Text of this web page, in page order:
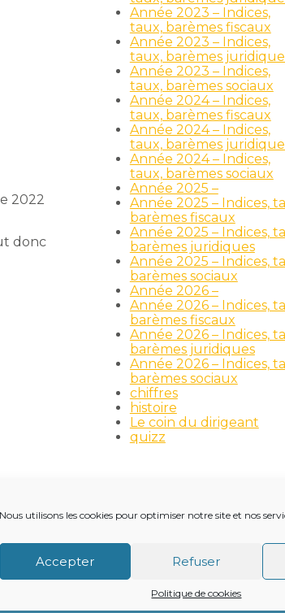
Nous utilisons les cookies pour optimiser notre site et nos
Accepter Refuser
Politique de cookies
2022
donc
Année 2023 – Indices,
taux, barèmes fiscaux
Année 2023 – Indices,
taux, barèmes
Année 2023 – Indices,
taux, barèmes sociaux
Année 2024 – Indices,
taux, barèmes fiscaux
Année 2024 – Indices,
taux, barèmes
Année 2024 – Indices,
taux, barèmes sociaux
Année 2025 –
Année 2025 – Indices,
barèmes fiscaux
Année 2025 – Indices,
barèmes juridiques
Année 2025 – Indices,
barèmes sociaux
Année 2026 –
Année 2026 – Indices,
barèmes fiscaux
Année 2026 – Indices,
barèmes juridiques
Année 2026 – Indices,
barèmes sociaux
chiffres
histoire
Le coin du dirigeant
quizz
NOTRE ACTUALITÉ VIE DU CABINET